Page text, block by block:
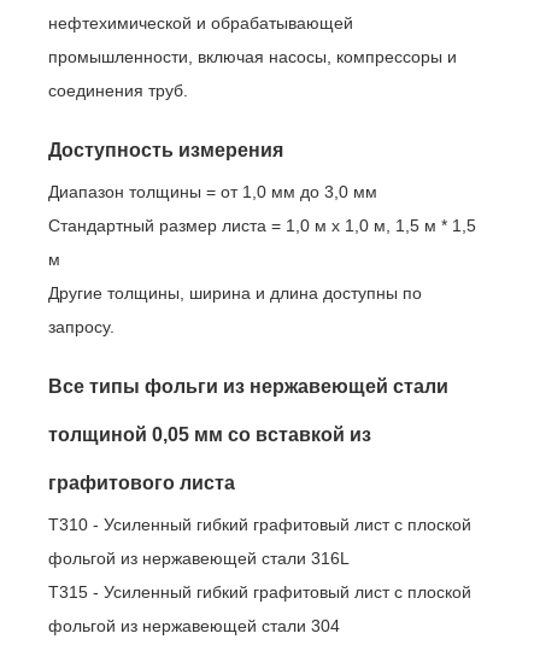
нефтехимической и обрабатывающей
промышленности, включая насосы, компрессоры и
соединения труб.
Доступность измерения
Диапазон толщины = от 1,0 мм до 3,0 мм
Стандартный размер листа = 1,0 м x 1,0 м, 1,5 м * 1,5
м
Другие толщины, ширина и длина доступны по
запросу.
Все типы фольги из нержавеющей стали
толщиной 0,05 мм со вставкой из
графитового листа
T310 - Усиленный гибкий графитовый лист с плоской
фольгой из нержавеющей стали 316L
T315 - Усиленный гибкий графитовый лист с плоской
фольгой из нержавеющей стали 304